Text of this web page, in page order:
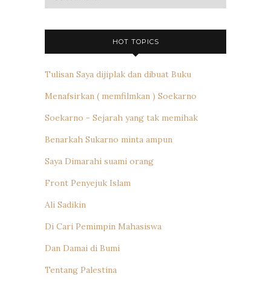
HOT TOPICS
Tulisan Saya dijiplak dan dibuat Buku
Menafsirkan ( memfilmkan ) Soekarno
Soekarno - Sejarah yang tak memihak
Benarkah Sukarno minta ampun
Saya Dimarahi suami orang
Front Penyejuk Islam
Ali Sadikin
Di Cari Pemimpin Mahasiswa
Dan Damai di Bumi
Tentang Palestina